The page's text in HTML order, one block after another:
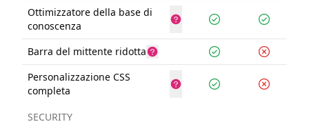
Ottimizzatore della base di
conoscenza
Barra del mittente ridotta
Personalizzazione CSS
completa
SECURITY